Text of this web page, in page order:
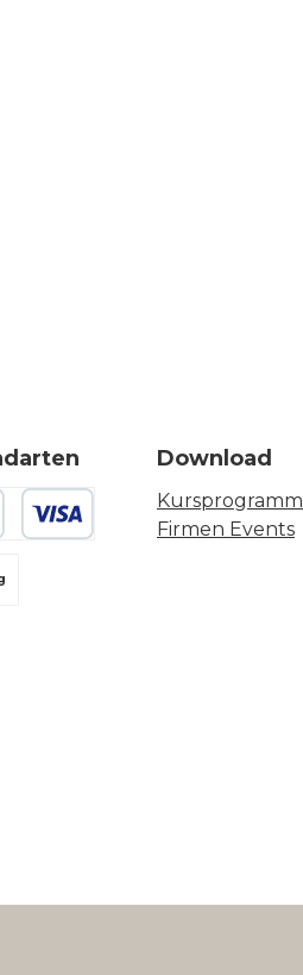
Download
Kursprogramm
Firmen Events